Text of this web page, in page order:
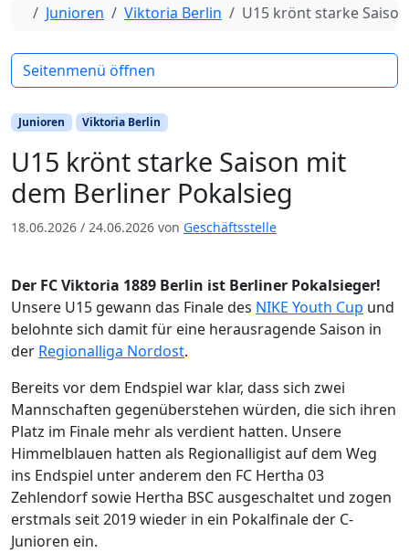
StartJunioren Viktoria Berlin U15 krönt starke
Junioren Viktoria Berlin
U15 krönt starke Saison mit
dem Berliner Pokalsieg
18.06.2026 / 24.06.2026 von Geschäftsstelle
Der FC Viktoria 1889 Berlin ist Berliner Pokalsieger!
Unsere U15 gewann das Finale des NIKE Youth Cup und
belohnte sich damit für eine herausragende Saison in
der Regionalliga Nordost.
Bereits vor dem Endspiel war klar, dass sich zwei
Mannschaften gegenüberstehen würden, die sich ihren
Platz im Finale mehr als verdient hatten. Unsere
Himmelblauen hatten als Regionalligist auf dem Weg
ins Endspiel unter anderem den FC Hertha 03
Zehlendorf sowie Hertha BSC ausgeschaltet und zogen
erstmals seit 2019 wieder in ein Pokalfinale der C-
Junioren ein.
Seitenmenü öffnen